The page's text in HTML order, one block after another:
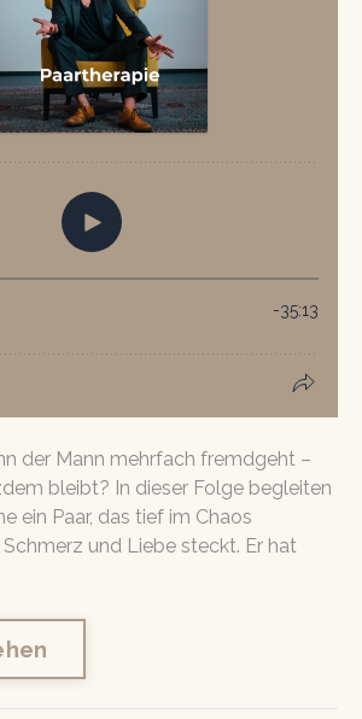
der Mann mehrfach fremdgeht –
bleibt? In dieser Folge begleiten
ein Paar, das tief im Chaos
und Liebe steckt. Er hat